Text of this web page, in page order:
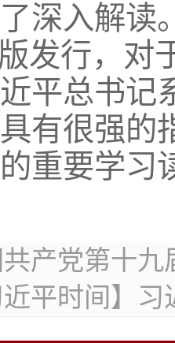
深入解读
发行，对
平总书记
有很强的
重要学习
产党第十
近平时间】